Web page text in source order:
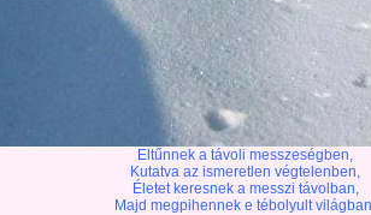
Eltűnnek a távoli messzeségben,
Kutatva az ismeretlen végtelenben,
Életet keresnek a messzi távolban,
Majd megpihennek e tébolyult